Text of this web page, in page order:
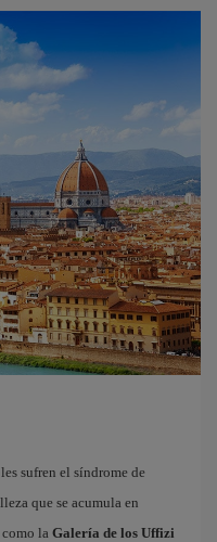
sufren el síndrome de
que se acumula en
laGalería de los Uffizi